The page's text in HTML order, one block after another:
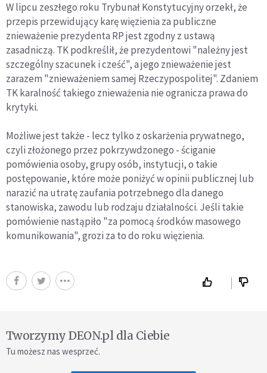
W lipcu zeszłego roku Trybunał Konstytucyjny orzekł, że
przepis przewidujący karę więzienia za publiczne
znieważenie prezydenta RP jest zgodny z ustawą
zasadniczą. TK podkreślił, że prezydentowi "należny jest
szczególny szacunek i cześć", a jego znieważenie jest
zarazem "znieważeniem samej Rzeczypospolitej". Zdaniem
TK karalność takiego znieważenia nie ogranicza prawa do
krytyki.
Możliwe jest także - lecz tylko z oskarżenia prywatnego,
czyli złożonego przez pokrzywdzonego - ściganie
pomówienia osoby, grupy osób, instytucji, o takie
postępowanie, które może poniżyć w opinii publicznej lub
narazić na utratę zaufania potrzebnego dla danego
stanowiska, zawodu lub rodzaju działalności. Jeśli takie
pomówienie nastąpiło "za pomocą środków masowego
komunikowania", grozi za to do roku więzienia.
Tworzymy DEON.pl dla Ciebie
Tu możesz nas wesprzeć.